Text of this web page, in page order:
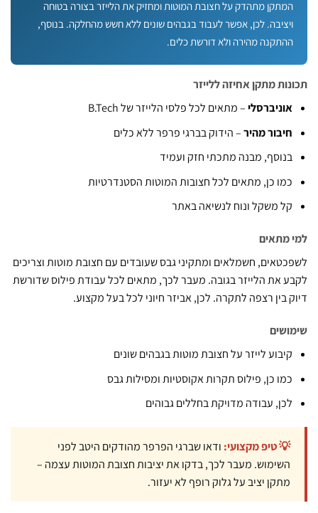
מתהדק על חצובת המוטות ומחזיק את הלייזר בצורה בטוחה
לכן, אפשר לעבוד בגבהים שונים ללא חשש מהחלקה. בנוסף,
מהירה ולא דורשת כלים.
מתקן אחיזה ללייזר
– מתאים לכל פלסי הלייזר של B.Tech
מהיר– הידוק בברגי פרפר ללא כלים
מבנה מתכתי חזק ועמיד
כן, מתאים לכל חצובות המוטות הסטנדרטיות
משקל ונוח לנשיאה באתר
מתאים
חשמלאים ומתקיני גבס שעובדים עם חצובת מוטות וצריכים
את הלייזר בגובה. מעבר לכך, מתאים לכל עבודת פילוס שדורשת
בין רצפה לתקרה. לכן, אביזר חיוני לכל בעל מקצוע.
לייזר על חצובת מוטות בגבהים שונים
כן, פילוס תקרות אקוסטיות ומסילות גבס
עבודה מדויקת בחללים גבוהים
💡 טיפ מקצועי:ודאו שברגי הפרפר מהודקים היטב לפני
השימוש. מעבר לכך, בדקו את יציבות חצובת המוטות עצמה –
מתקן יציב על גלוק רופף לא יעזור.